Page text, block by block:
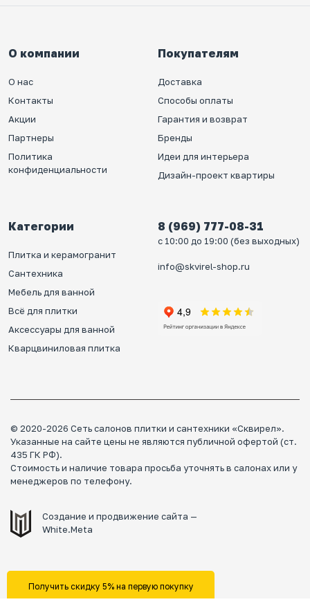
Получить скидку 5% на первую покупку
О компании
О нас
Контакты
Акции
Партнеры
Политика
конфиденциальности
Покупателям
Доставка
Способы оплаты
Гарантия и возврат
Бренды
Идеи для интерьера
Дизайн-проект квартиры
Категории
Плитка и керамогранит
Сантехника
Мебель для ванной
Всё для плитки
Аксессуары для ванной
Кварцвиниловая плитка
8 (969) 777-08-31
с 10:00 до 19:00 (без выходных)
info@skvirel-shop.ru
© 2020-2026 Сеть салонов плитки и сантехники «Сквирел».
Указанные на сайте цены не являются публичной офертой (ст.
435 ГК РФ).
Стоимость и наличие товара просьба уточнять в салонах или у
менеджеров по телефону.
Создание и продвижение сайта —
White.Meta